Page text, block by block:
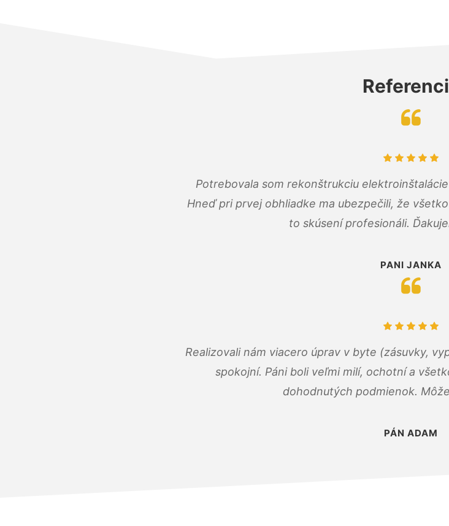
Potrebovala som rekonštrukciu
Hneď pri prvej obhliadke ma ubezpečili, že
to skúsení profesionáli.
PANI JANKA
Realizovali nám viacero úprav v byte (zásuvky,
spokojní. Páni boli veľmi milí, ochotní a
dohodnutých podmienok.
PÁN ADAM